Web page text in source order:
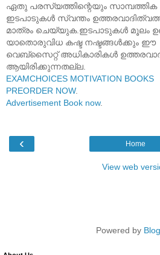
ഏതു പരസ്യത്തിന്റെയും സാമ്പത്തിക
ഇടപാടുകൾ സ്വന്തം
മാത്രം ചെയ്യുക.ഇടപാടുകൾ മൂലം
യാതൊരുവിധ കഷ്ട നഷ്ടങ്ങൾക്കും ഈ
വെബ്സൈറ്റ് അധികാരികൾ
ആയിരിക്കുന്നതല്ല.
EXAMCHOICES MOTIVATION BOOKS
PREORDER NOW.
Advertisement Book now.
‹ Home
View web
Powered by